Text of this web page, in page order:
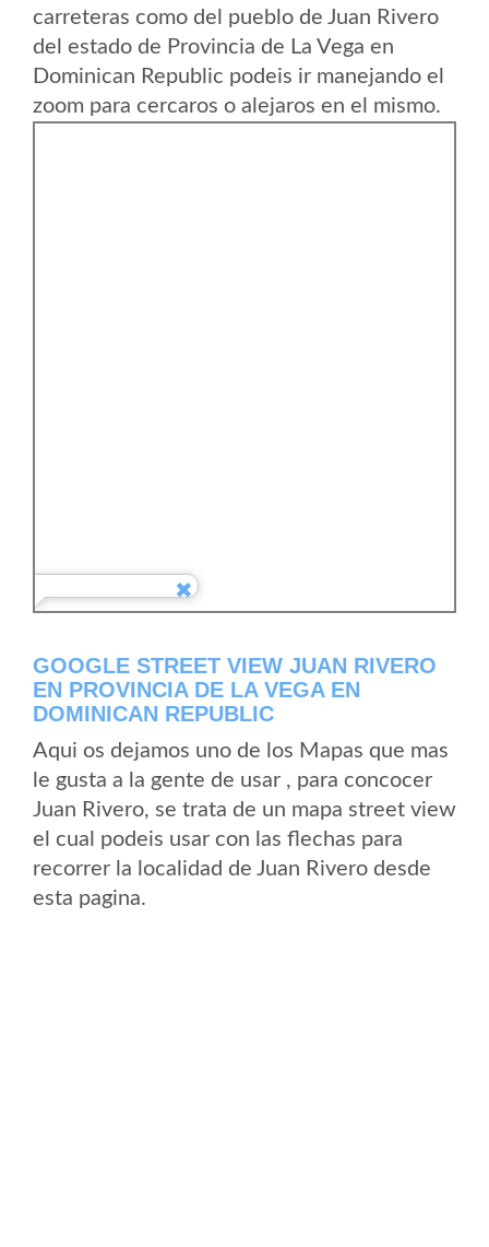
carreteras como del pueblo de Juan Rivero
del estado de Provincia de La Vega en
Dominican Republic podeis ir manejando el
zoom para cercaros o alejaros en el mismo.
GOOGLE STREET VIEW JUAN RIVERO
EN PROVINCIA DE LA VEGA EN
DOMINICAN REPUBLIC
Aqui os dejamos uno de los Mapas que mas
le gusta a la gente de usar , para concocer
Juan Rivero, se trata de un mapa street view
el cual podeis usar con las flechas para
recorrer la localidad de Juan Rivero desde
esta pagina.